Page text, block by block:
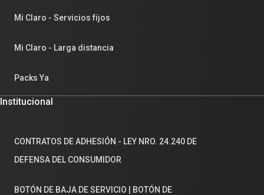
Mi Claro - Servicios fijos
Mi Claro - Larga distancia
Packs Ya
Institucional
CONTRATOS DE ADHESIÓN - LEY NRO. 24.240 DE
DEFENSA DEL CONSUMIDOR
BOTÓN DE BAJA DE SERVICIO | BOTÓN DE